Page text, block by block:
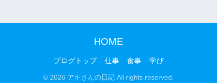
HOME
ブログトップ 仕事 食事 学び
© 2026 アキさんの日記 All rights reserved.